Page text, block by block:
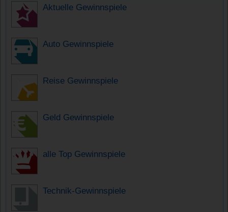
Aktuelle Gewinnspiele
Auto Gewinnspiele
Reise Gewinnspiele
Geld Gewinnspiele
alle Top Gewinnspiele
Technik-Gewinnspiele